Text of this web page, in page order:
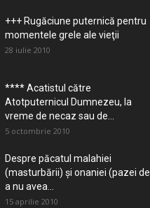
+++ Rugăciune puternică pentru
momentele grele ale vieţii
28 iulie 2010
**** Acatistul către
Atotputernicul Dumnezeu, la
vreme de necaz sau de...
5 octombrie 2010
Despre păcatul malahiei
(masturbării) şi onaniei (pazei de
a nu avea...
15 aprilie 2010